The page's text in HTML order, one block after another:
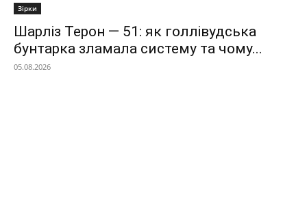
Зірки
Шарліз Терон — 51: як голлівудська
бунтарка зламала систему та чому...
05.08.2026